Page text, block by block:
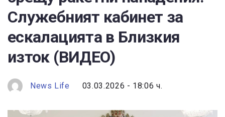
Служебният кабинет за
ескалацията в Близкия
изток (ВИДЕО)
News Life 03.03.2026 - 18:06 ч.